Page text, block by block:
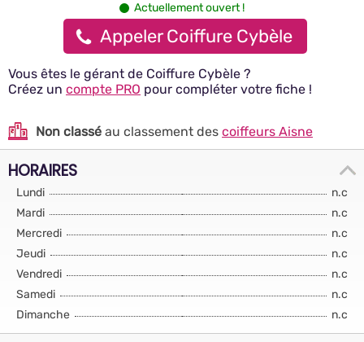
Actuellement ouvert !
Appeler Coiffure Cybèle
Vous êtes le gérant de Coiffure Cybèle ?
Créez un compte PRO pour compléter votre fiche !
Non classé au classement des coiffeurs Aisne
HORAIRES
Lundi
n.c
Mardi
n.c
Mercredi
n.c
Jeudi
n.c
Vendredi
n.c
Samedi
n.c
Dimanche
n.c